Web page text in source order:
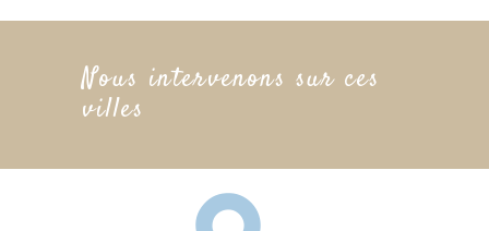
Nous intervenons sur ces
villes